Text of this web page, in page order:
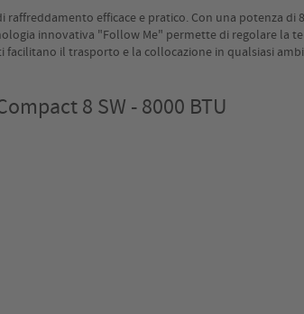
efficace e pratico. Con una potenza di
innovativa "Follow Me" permette di regolare la
il trasporto e la collocazione in qualsiasi
8 SW - 8000 BTU